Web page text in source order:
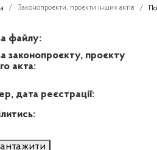
Законопроєкти, проєкти інших актів
файлу:
законопроєкту, проєкту
акта:
дата реєстрації: